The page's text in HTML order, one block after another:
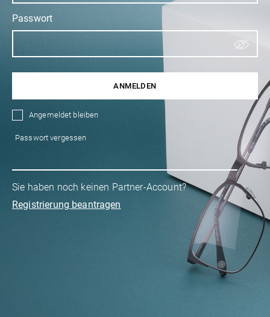
Passwort
ANMELDEN
Angemeldet bleiben
Passwort vergessen
Sie haben noch keinen Partner-Account?
Registrierung beantragen